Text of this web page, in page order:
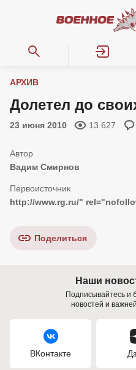
АРХИВ
Долетел до
23 июня 2010 13 627
Вадим Смирнов
http://www.rg.ru/"
Поделиться
Наши
Подписывайтесь и
новостей и
ВКонтакте